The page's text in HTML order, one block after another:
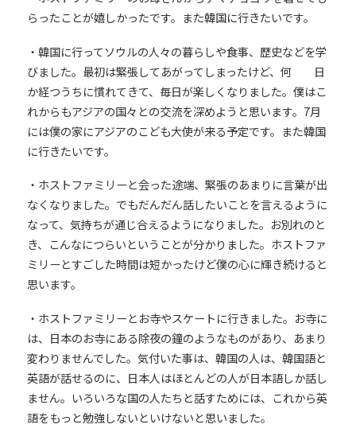
らったことが嬉しかったです。また韓国に行きたいです。
・韓国に行ってソウルの人々の暮らしや食事、歴史などを学
びました。最初は緊張してあがってしまったけど、何 日
か経つうちに慣れてきて、毎日が楽しくなりました。僕はこ
れからもアジアの国々との交流を深めようと思います。7月
には僕の家にアジアのこども大使が来る予定です。また韓国
に行きたいです。
・ホストファミリーと会った途端、緊張のあまりに言葉が出
なくなりました。でもだんだん話したいことを言えるように
なって、気持ちが通じ合えるようになりました。お別れのと
き、こんなにつらいということが分かりました。ホストファ
ミリーとすごした時間は短かったけど僕の心に輝き続けると
思います。
・ホストファミリーとお寺やスケートに行きました。お寺に
は、日本のお寺にある除夜の鐘のようなものがあり、あまり
変わりませんでした。気付いた事は、韓国の人は、韓国語と
英語が話せるのに、日本人はほとんどの人が日本語しか話し
ません。いろいろな国の人たちと話すためには、これから英
語をもっと勉強しないといけないと思いました。